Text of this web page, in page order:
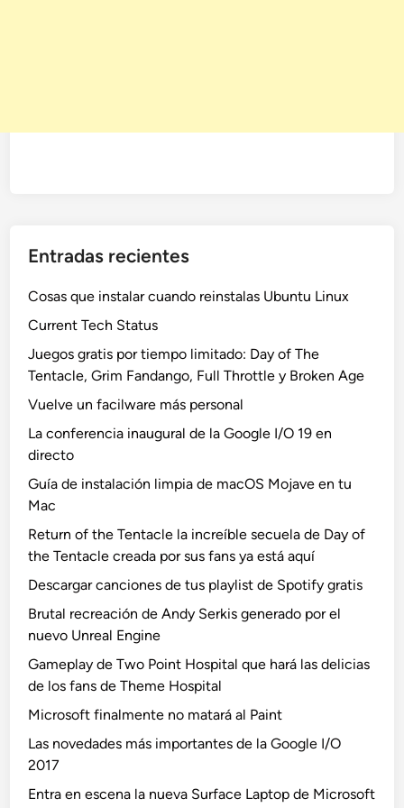
Entradas recientes
Cosas que instalar cuando reinstalas Ubuntu Linux
Current Tech Status
Juegos gratis por tiempo limitado: Day of The
Tentacle, Grim Fandango, Full Throttle y Broken Age
Vuelve un facilware más personal
La conferencia inaugural de la Google I/O 19 en
directo
Guía de instalación limpia de macOS Mojave en tu
Mac
Return of the Tentacle la increíble secuela de Day of
the Tentacle creada por sus fans ya está aquí
Descargar canciones de tus playlist de Spotify gratis
Brutal recreación de Andy Serkis generado por el
nuevo Unreal Engine
Gameplay de Two Point Hospital que hará las delicias
de los fans de Theme Hospital
Microsoft finalmente no matará al Paint
Las novedades más importantes de la Google I/O
2017
Entra en escena la nueva Surface Laptop de Microsoft